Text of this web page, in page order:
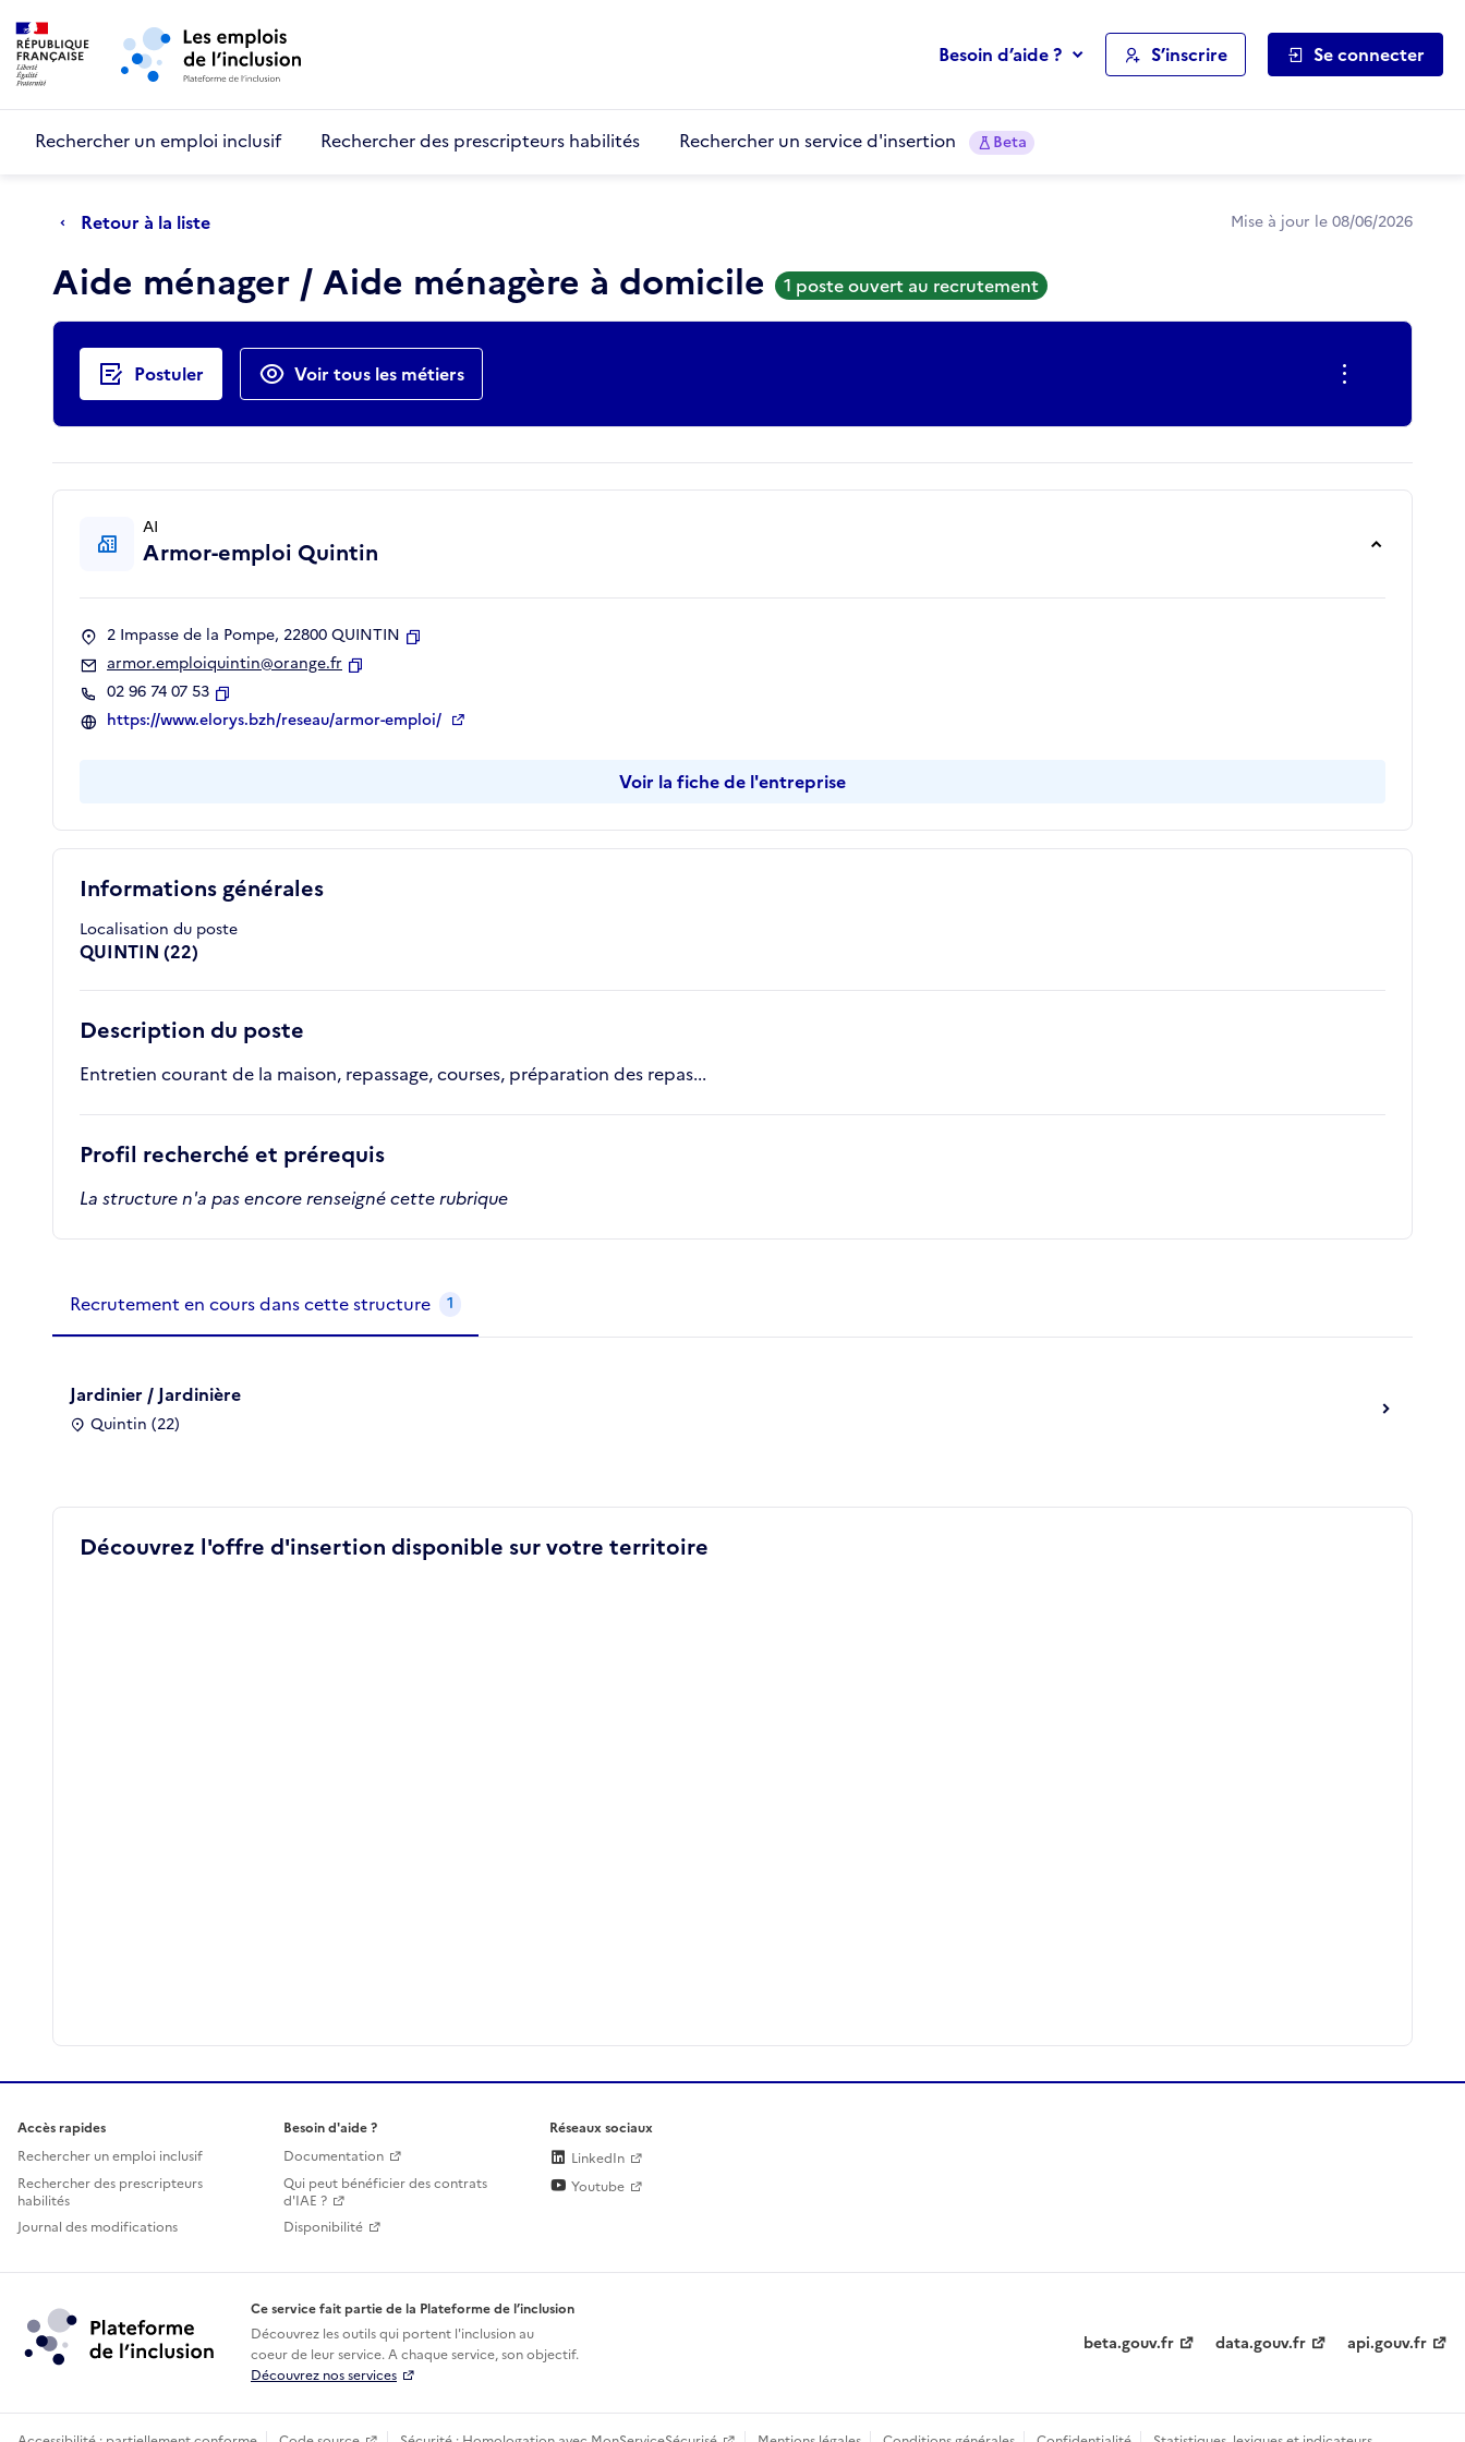
Aller au menu principal
Besoin d’aide ? S’inscrire Se connecter
Rechercher un emploi inclusif Rechercher des prescripteurs habilités Rechercher un service d'insertion Beta
Retour à la liste Mise à jour le 08/06/2026
Aide ménager / Aide ménagère à domicile 1 poste ouvert au recrutement
Actions rapides
Postuler Voir tous les métiers
Informations générales
Localisation du poste
QUINTIN (22)
Description du poste
Entretien courant de la maison, repassage, courses, préparation des repas...
Profil recherché et prérequis
La structure n'a pas encore renseigné cette rubrique
AI
Armor-emploi Quintin
2 Impasse de la Pompe, 22800 QUINTIN
armor.emploiquintin@orange.fr
02 96 74 07 53
Copier
https://www.elorys.bzh/reseau/armor-emploi/
Voir la fiche de l'entreprise
Recrutements de la structure
Recrutement en cours dans cette structure 1
Jardinier / Jardinière
Quintin (22)
Découvrez l'offre d'insertion disponible sur votre territoire
Accès rapides
Rechercher un emploi inclusif
Rechercher des prescripteurs
habilités
Journal des modifications
Besoin d'aide ?
Documentation
Qui peut bénéficier des contrats
d'IAE ?
Disponibilité
Réseaux sociaux
LinkedIn
Youtube
Ce service fait partie de la Plateforme de l’inclusion
Découvrez les outils qui portent l'inclusion au
coeur de leur service. A chaque service, son objectif.
Découvrez nos services
beta.gouv.fr data.gouv.fr api.gouv.fr